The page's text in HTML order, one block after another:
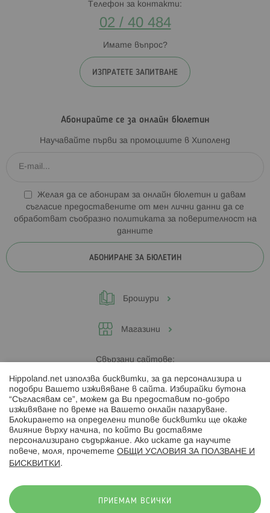
Телефон за контакти:
02 / 40 484
Имате въпрос?
ИЗПРАТЕТЕ ЗАПИТВАНЕ
Абонирайте се за онлайн бюлетин
Научавайте първи за промоциите в Хиполенд
Желая да се абонирам за онлайн бюлетин и давам
съгласие предоставените от мен лични данни да се
обработват съобразно политиката за поверителност на
данните
АБОНИРАНЕ ЗА БЮЛЕТИН
Брошури
Магазини
Свързани сайтове:
Hippoland.ro
Последвайте ни:
Hippoland.net използва бисквитки, за да персонализира и
подобри Вашето изживяване в сайта. Избирайки бутона
“Съгласявам се”, можем да Ви предоставим по-добро
изживяване по време на Вашето онлайн пазаруване.
Блокирането на определени типове бисквитки ще окаже
влияние върху начина, по който Ви доставяме
персонализирано съдържание. Ако искате да научите
повече, моля, прочетете ОБЩИ УСЛОВИЯ ЗА ПОЛЗВАНЕ И
БИСКВИТКИ .
ПРИЕМАМ ВСИЧКИ